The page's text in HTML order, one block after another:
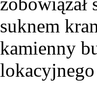
suknem
kamienny